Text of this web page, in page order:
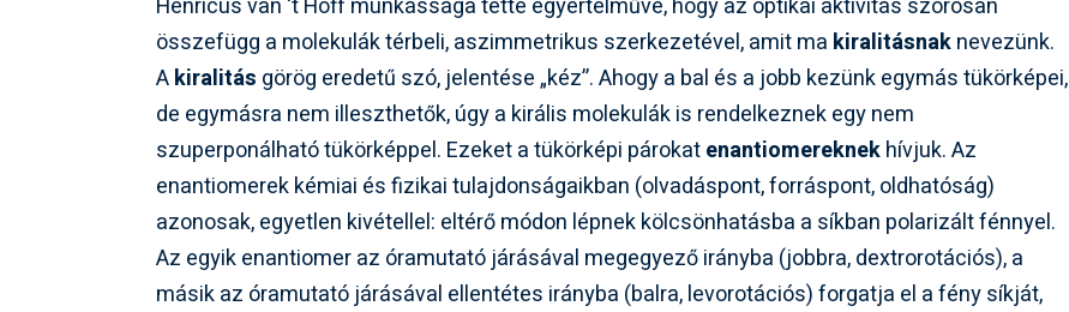
összefügg a molekulák térbeli, aszimmetrikus szerkezetével, amit ma kiralitásnaknevezünk.
Akiralitás görög eredetű szó, jelentése „kéz”. Ahogy a bal és a jobb kezünk egymás tükörképei,
de egymásra nem illeszthetők, úgy a királis molekulák is rendelkeznek egy nem
szuperponálható tükörképpel. Ezeket a tükörképi párokatenantiomereknekhívjuk. Az
enantiomerek kémiai és fizikai tulajdonságaikban (olvadáspont, forráspont, oldhatóság)
azonosak, egyetlen kivétellel: eltérő módon lépnek kölcsönhatásba a síkban polarizált fénnyel.
Az egyik enantiomer az óramutató járásával megegyező irányba (jobbra, dextrorotációs), a
másik az óramutató járásával ellentétes irányba (balra, levorotációs) forgatja el a fény síkját,